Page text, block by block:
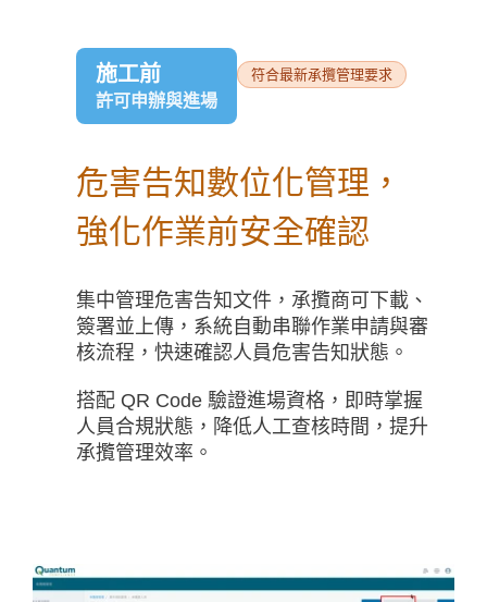
施工前
許可申辦與進場
符合最新承攬管理要求
危害告知數位化管理，
強化作業前安全確認
集中管理危害告知文件，承攬商可下載、
簽署並上傳，系統自動串聯作業申請與審
核流程，快速確認人員危害告知狀態。
搭配 QR Code 驗證進場資格，即時掌握
人員合規狀態，降低人工查核時間，提升
承攬管理效率。